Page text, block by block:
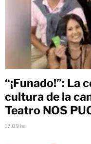
“¡Funado!”: La
cultura de la
Teatro NOS
17:09 hs